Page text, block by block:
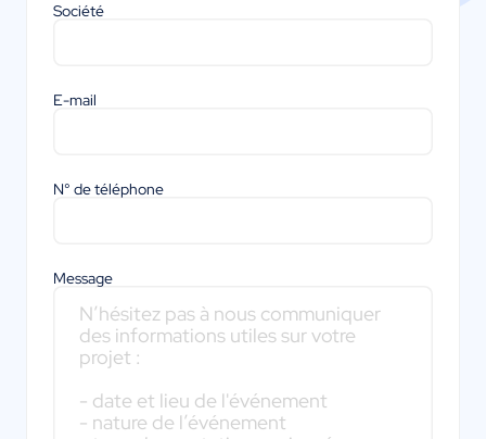
Société
E-mail
N° de téléphone
Message